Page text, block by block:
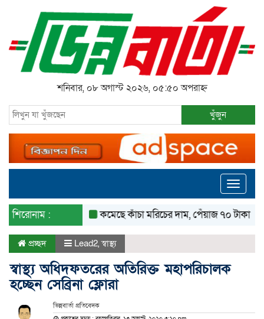
শনিবার, ০৮ অগাস্ট ২০২৬, ০৫:৫০ অপরাহ্ন
খুঁজুন
Toggle
শিরোনাম : কমেছে কাঁচা মরিচের দাম, পেঁয়াজ ৭০ টাকা কেজি
প্রচ্ছদ Lead2,স্বাস্থ্য
স্বাস্থ্য অধিদফতরের অতিরিক্ত মহাপরিচালক
হচ্ছেন সেব্রিনা ফ্লোরা
ভিন্নবার্তা প্রতিবেদক